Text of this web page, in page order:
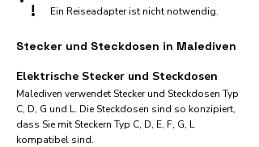
! Ein Reiseadapter ist nicht notwendig.
Stecker und Steckdosen in Malediven
Elektrische Stecker und Steckdosen
Malediven verwendet Stecker und Steckdosen Typ
C, D, G und L. Die Steckdosen sind so konzipiert,
dass Sie mit Steckern Typ C, D, E, F, G, L
kompatibel sind.